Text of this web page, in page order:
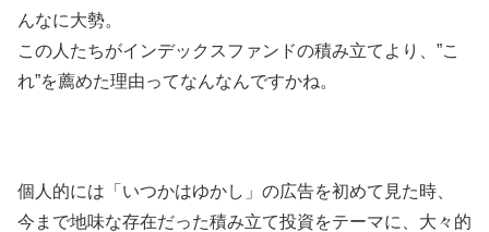
んなに大勢。
この人たちがインデックスファンドの積み立てより、”こ
れ”を薦めた理由ってなんなんですかね。
個人的には「いつかはゆかし」の広告を初めて見た時、
今まで地味な存在だった積み立て投資をテーマに、大々的